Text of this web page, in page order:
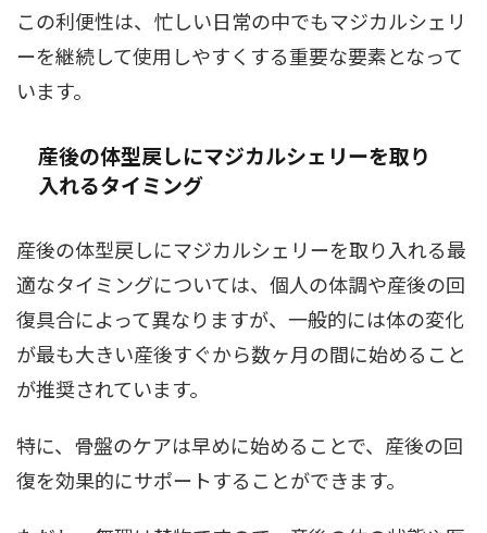
この利便性は、忙しい日常の中でもマジカルシェリ
ーを継続して使用しやすくする重要な要素となって
います。
産後の体型戻しにマジカルシェリーを取り
入れるタイミング
産後の体型戻しにマジカルシェリーを取り入れる最
適なタイミングについては、個人の体調や産後の回
復具合によって異なりますが、一般的には体の変化
が最も大きい産後すぐから数ヶ月の間に始めること
が推奨されています。
特に、骨盤のケアは早めに始めることで、産後の回
復を効果的にサポートすることができます。